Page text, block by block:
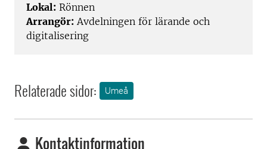
Lokal: Rönnen
Arrangör: Avdelningen för lärande och
digitalisering
Relaterade sidor: Umeå
Kontaktinformation